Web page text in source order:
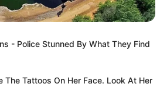
- Police Stunned By What They Find
The Tattoos On Her Face. Look At Her